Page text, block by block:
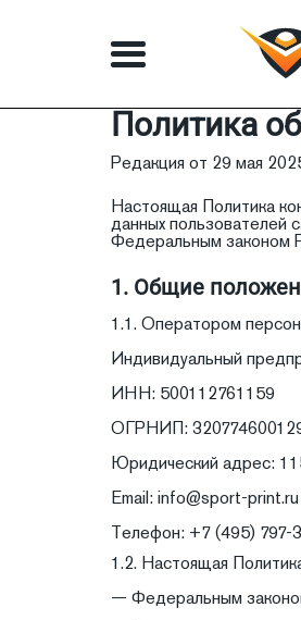
Политика
Редакция от 29 мая
Настоящая Политика
данных пользователей
Федеральным законом
1. Общие
1.1. Оператором
Индивидуальный
ИНН: 500112761159
ОГРНИП:
Юридический адрес:
Email: info@sport-print.ru
Телефон: +7 (495) 797-
1.2. Настоящая
— Федеральным